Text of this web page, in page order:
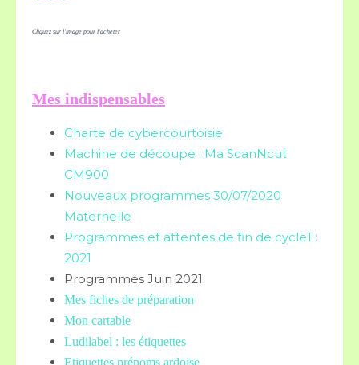
Cliquez sur l'image pour l'acheter
Mes indispensables
Charte de cybercourtoisie
Machine de découpe : Ma ScanNcut
CM900
Nouveaux programmes 30/07/2020
Maternelle
Programmes et attentes de fin de cycle1 :
2021
Programmes Juin 2021
Mes fiches de préparation
Mon cartable
Ludilabel : les étiquettes
Etiquettes prénoms ardoise